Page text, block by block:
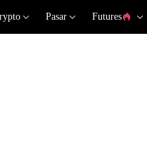
Pasar Futures